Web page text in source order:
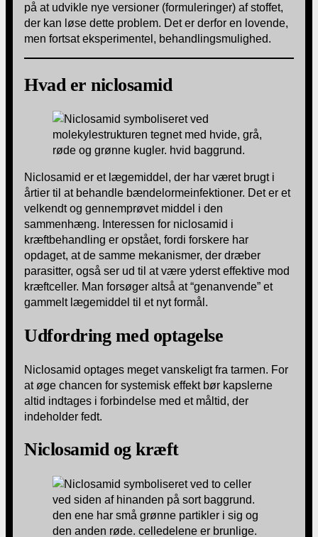
på at udvikle nye versioner (formuleringer) af stoffet,
der kan løse dette problem. Det er derfor en lovende,
men fortsat eksperimentel, behandlingsmulighed.
Hvad er niclosamid
Niclosamid er et lægemiddel, der har været brugt i
årtier til at behandle bændelormeinfektioner. Det er et
velkendt og gennemprøvet middel i den
sammenhæng. Interessen for niclosamid i
kræftbehandling er opstået, fordi forskere har
opdaget, at de samme mekanismer, der dræber
parasitter, også ser ud til at være yderst effektive mod
kræftceller. Man forsøger altså at “genanvende” et
gammelt lægemiddel til et nyt formål.
Udfordring med optagelse
Niclosamid optages meget vanskeligt fra tarmen. For
at øge chancen for systemisk effekt bør kapslerne
altid indtages i forbindelse med et måltid, der
indeholder fedt.
Niclosamid og kræft